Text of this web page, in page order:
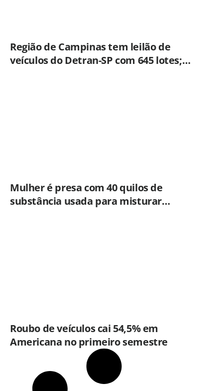
Região de Campinas tem leilão de
veículos do Detran-SP com 645 lotes;
Mulher é presa com 40 quilos de
substância usada para misturar
Roubo de veículos cai 54,5% em
Americana no primeiro semestre